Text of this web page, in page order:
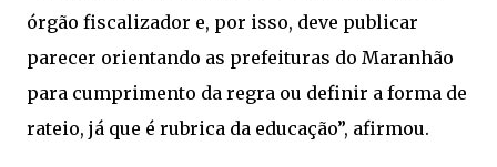
órgão fiscalizador e, por isso, deve publicar
parecer orientando as prefeituras do Maranhão
para cumprimento da regra ou definir a forma de
rateio, já que é rubrica da educação”, afirmou.